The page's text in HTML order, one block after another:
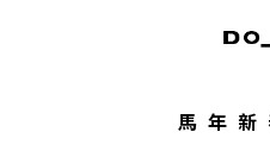
馬年新